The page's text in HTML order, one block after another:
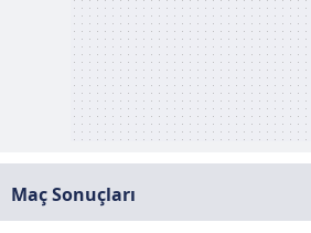
Maç Sonuçları